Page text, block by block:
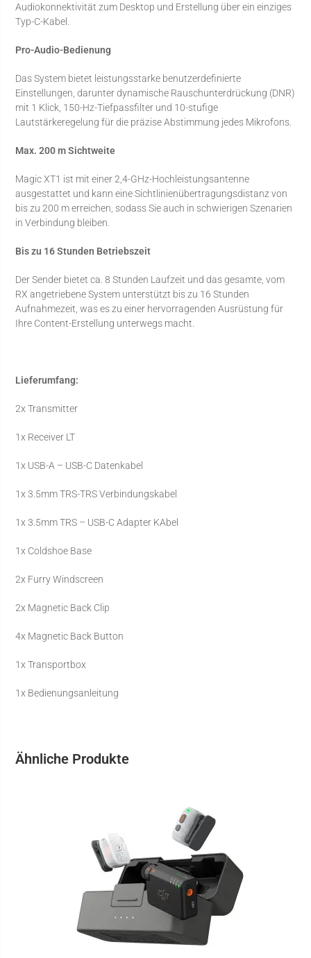
Audiokonnektivität zum Desktop und Erstellung über ein einziges
Typ-C-Kabel.
Pro-Audio-Bedienung
Das System bietet leistungsstarke benutzerdefinierte
Einstellungen, darunter dynamische Rauschunterdrückung (DNR)
mit 1 Klick, 150-Hz-Tiefpassfilter und 10-stufige
Lautstärkeregelung für die präzise Abstimmung jedes Mikrofons.
Max. 200 m Sichtweite
Magic XT1 ist mit einer 2,4-GHz-Hochleistungsantenne
ausgestattet und kann eine Sichtlinienübertragungsdistanz von
bis zu 200 m erreichen, sodass Sie auch in schwierigen Szenarien
in Verbindung bleiben.
Bis zu 16 Stunden Betriebszeit
Der Sender bietet ca. 8 Stunden Laufzeit und das gesamte, vom
RX angetriebene System unterstützt bis zu 16 Stunden
Aufnahmezeit, was es zu einer hervorragenden Ausrüstung für
Ihre Content-Erstellung unterwegs macht.
Lieferumfang:
2x Transmitter
1x Receiver LT
1x USB-A – USB-C Datenkabel
1x 3.5mm TRS-TRS Verbindungskabel
1x 3.5mm TRS – USB-C Adapter KAbel
1x Coldshoe Base
2x Furry Windscreen
2x Magnetic Back Clip
4x Magnetic Back Button
1x Transportbox
1x Bedienungsanleitung
Ähnliche Produkte